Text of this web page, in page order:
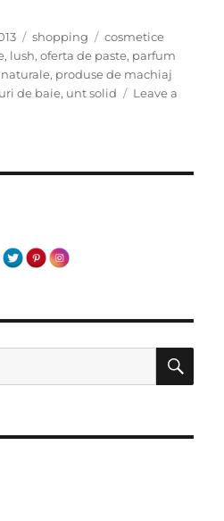
Categories
shopping Tags
cosmetice
, lush,oferta de paste, parfum
, produse de machiaj
de baie, unt solid
Leave a